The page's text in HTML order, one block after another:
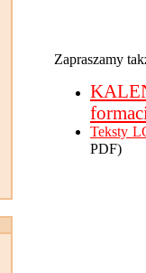
Zapraszamy
Teksty
PDF)